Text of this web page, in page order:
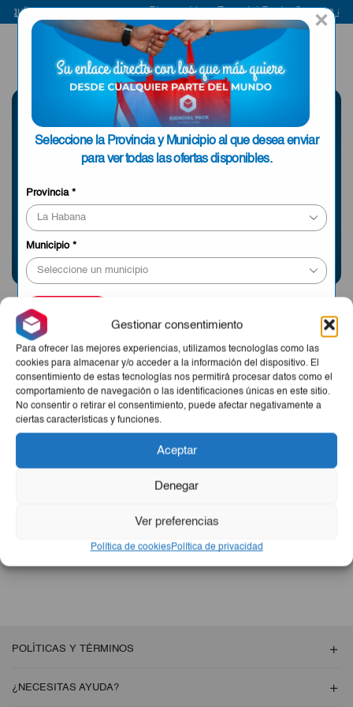
Gestionar consentimiento
Para ofrecer las mejores experiencias, utilizamos tecnologías como las
cookies para almacenar y/o acceder a la información del dispositivo. El
consentimiento de estas tecnologías nos permitirá procesar datos como el
comportamiento de navegación o las identificaciones únicas en este sitio.
No consentir o retirar el consentimiento, puede afectar negativamente a
ciertas características y funciones.
Aceptar
Denegar
Ver preferencias
Política de cookiesPolítica de privacidad
×
Seleccione la Provincia y Municipio al que desea enviar
para ver todas las ofertas disponibles.
Provincia*
Municipio*
aquí Compra
ENVIAR A LA
HABANA
SELECCIONE UNA
PROVINCIA
Información sobre envíos y tiempos de entrega
NO SE ENCONTRARON PRODUCTOS
Revise la ortografía o busque nuevamente con términos menos
específicos.
Tienda
POLÍTICAS Y TÉRMINOS
¿NECESITAS AYUDA?